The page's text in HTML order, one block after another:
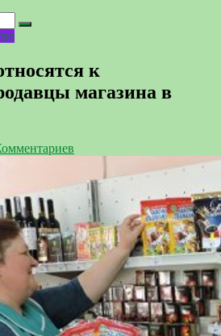
к
магазина в